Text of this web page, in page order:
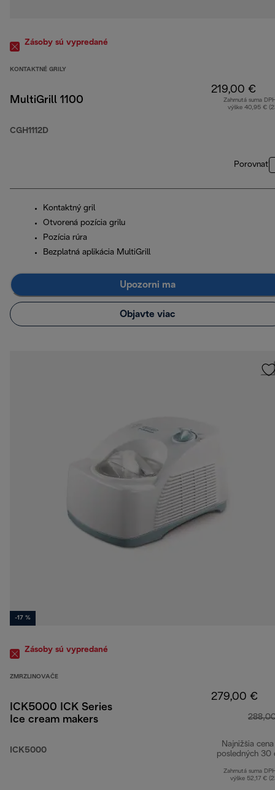
Zásoby sú vypredané
KONTAKTNÉ GRILY
MultiGrill 1100
CGH1112D
219,00 €
Zahrnutá suma
výške 40,95 €
Porovnať
Kontaktný gril
Otvorená pozícia grilu
Pozícia rúra
Bezplatná aplikácia MultiGrill
Upozorni ma
Objavte viac
-17 %
Zásoby sú vypredané
ZMRZLINOVAČE
ICK5000 ICK Series
Ice cream makers
ICK5000
279,00 €
Najnižšia
posledných 30
Zahrnutá suma
výške 52,17 €